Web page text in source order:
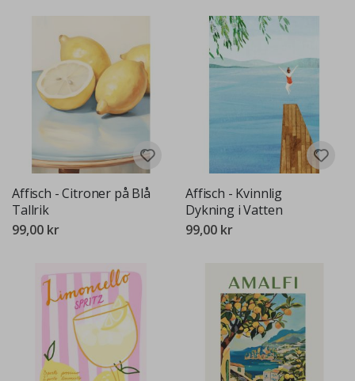
Affisch - Citroner på Blå
Tallrik
99,00 kr
Affisch - Kvinnlig
Dykning i Vatten
99,00 kr